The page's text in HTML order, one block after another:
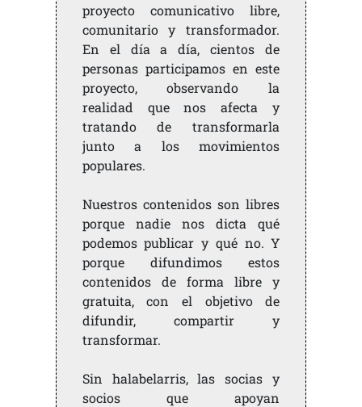
proyecto comunicativo libre,
comunitario y transformador.
En el día a día, cientos de
personas participamos en este
proyecto, observando la
realidad que nos afecta y
tratando de transformarla
junto a los movimientos
populares.
Nuestros contenidos son libres
porque nadie nos dicta qué
podemos publicar y qué no. Y
porque difundimos estos
contenidos de forma libre y
gratuita, con el objetivo de
difundir, compartir y
transformar.
Sin halabelarris, las socias y
socios que apoyan